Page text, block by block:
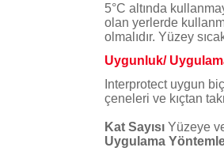
5°C altında
olan yerlerde
olmalıdır. Yüzey
Uygunluk/
Interprotect uygun
çeneleri ve kıçtan
Kat Sayısı Yüzeye
Uygulama